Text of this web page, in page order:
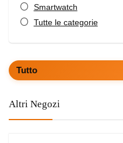
Smartwatch
Tutte le categorie
Tutto
Altri Negozi